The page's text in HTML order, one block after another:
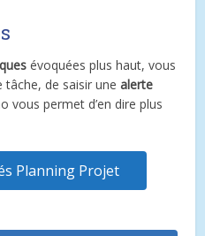
évoquées plus haut, vous
tâche, de saisir unealerte
vous permet d’en dire plus
Planning Projet